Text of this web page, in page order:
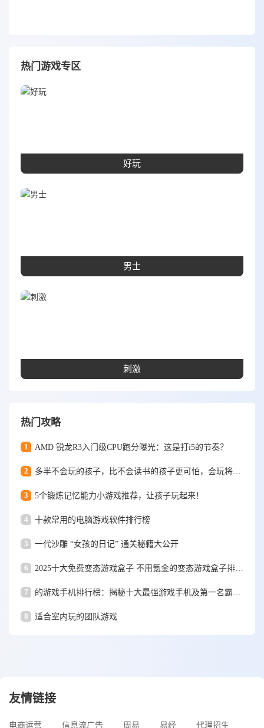
热门游戏专区
好玩
男士
刺激
热门攻略
1 AMD 锐龙R3入门级CPU跑分曝光：这是打i5的节奏？
2 多半不会玩的孩子，比不会读书的孩子更可怕，会玩将来更优秀！
3 5个锻炼记忆能力小游戏推荐，让孩子玩起来！
4 十款常用的电脑游戏软件排行榜
5 一代沙雕 “女孩的日记” 通关秘籍大公开
6 2025十大免费变态游戏盒子 不用氪金的变态游戏盒子排行榜
7 的游戏手机排行榜：揭秘十大最强游戏手机及第一名霸主地位之争
8 适合室内玩的团队游戏
友情链接
电商运营 信息流广告 周易 易经
代理招生